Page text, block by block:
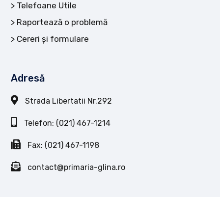
Telefoane Utile
Raportează o problemă
Cereri și formulare
Adresă
Strada Libertatii Nr.292
Telefon: (021) 467-1214
Fax: (021) 467-1198
contact@primaria-glina.ro